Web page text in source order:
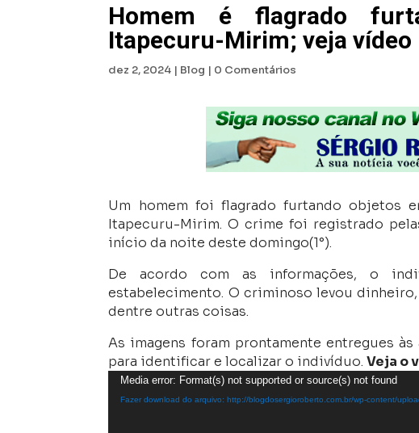
Homem é flagrado
Itapecuru-Mirim; veja vídeo
dez 2, 2024 | Blog | 0 Comentários
Um homem foi flagrado furtando objetos
Itapecuru-Mirim. O crime foi registrado
início da noite deste domingo(1°).
De acordo com as informações, o
estabelecimento. O criminoso levou
dentre outras coisas.
As imagens foram prontamente entregues
para identificar e localizar o indivíduo.Veja o
Tocador
de
Media error: Format(s) not supported or source(s) not found
Fazer download do arquivo: http://blogdosergioroberto.com.br/wp-content/